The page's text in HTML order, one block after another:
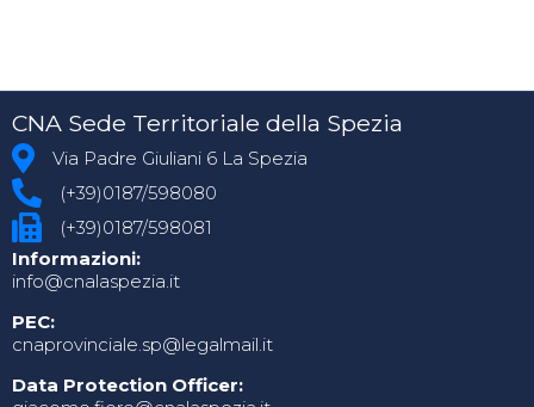
CNA Sede Territoriale della Spezia
Via Padre Giuliani 6 La Spezia
(+39)0187/598080
(+39)0187/598081
Informazioni:
info@cnalaspezia.it
PEC:
cnaprovinciale.sp@legalmail.it
Data Protection Officer: